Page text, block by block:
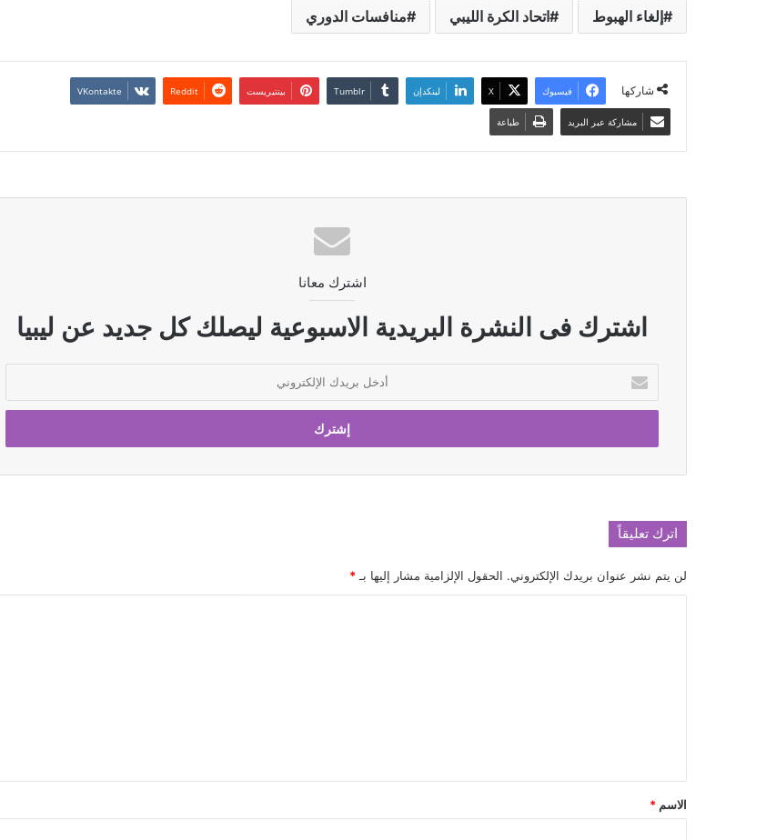
إلغاء الهبوط اتحاد الكرة الليبي منافسات الدوري
شاركها فيسبوك ‫X لينكدإن بينتيريست
مشاركة عبر البريد طباعة
اشترك معانا
اشترك فى النشرة البريدية الاسبوعية ليصلك كل جديد عن ليبيا
بريدك
الإلكتروني
اترك تعليقاً
لن يتم نشر عنوان بريدك الإلكتروني. الحقول الإلزامية مشار إليها بـ *
*
الاسم *